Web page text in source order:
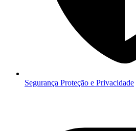
Segurança Proteção e Privacidade